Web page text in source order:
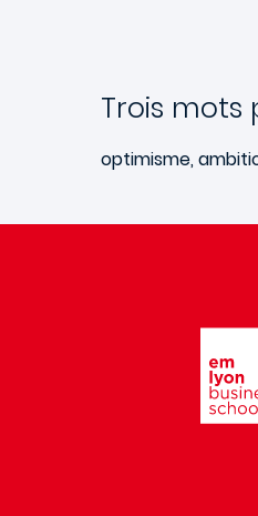
Trois mots
optimisme,